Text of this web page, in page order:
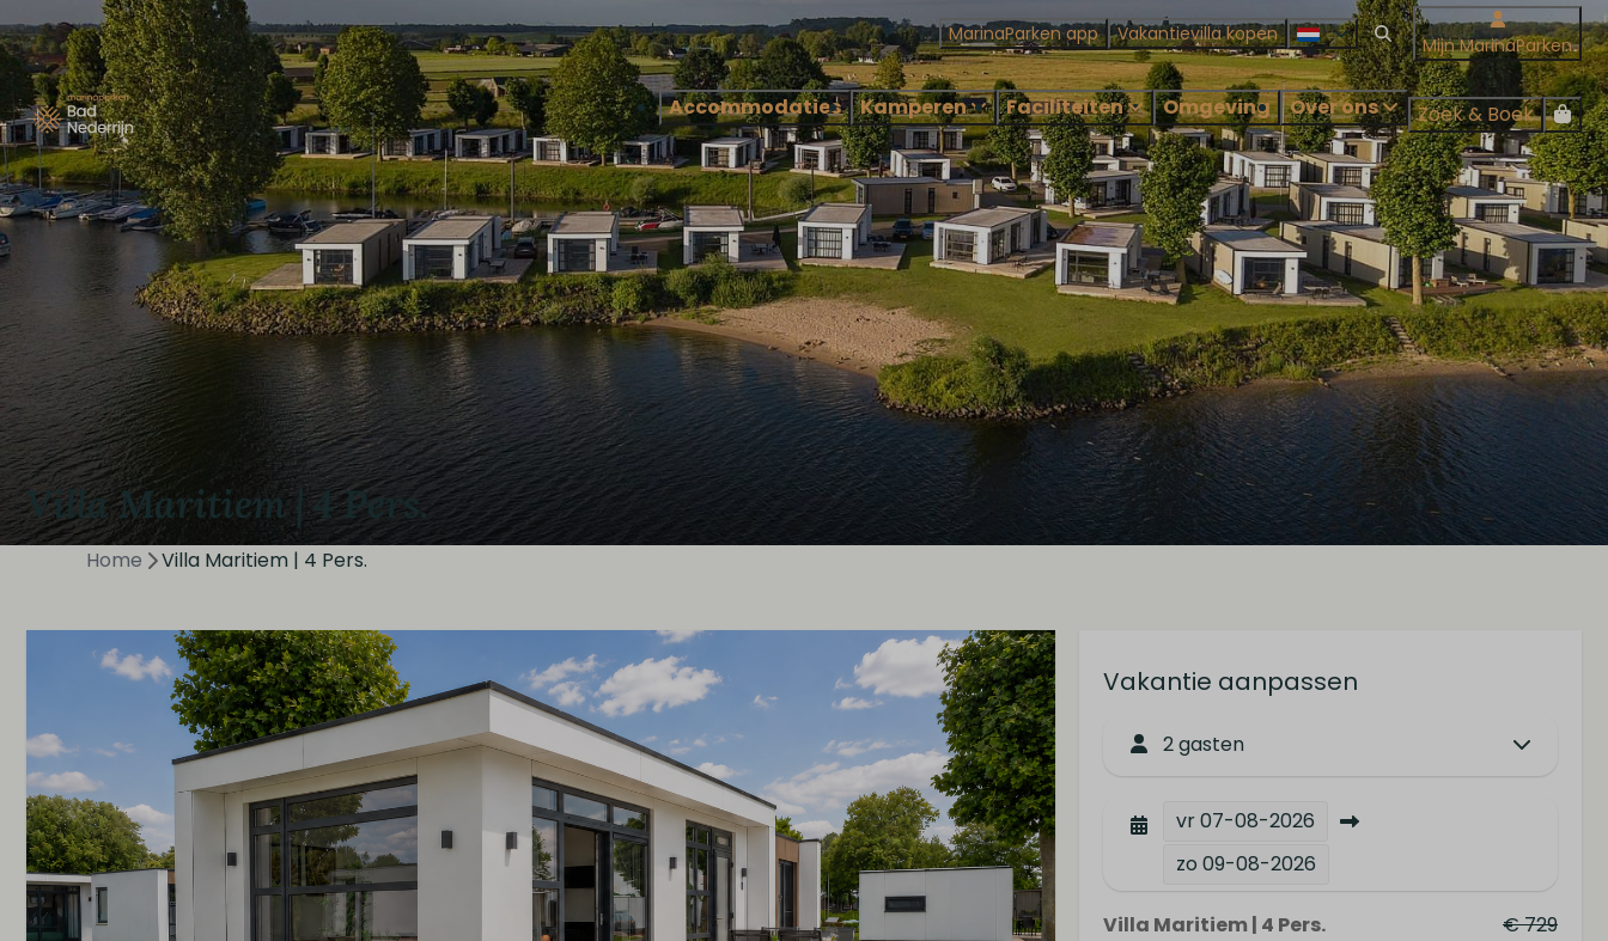
MarinaParken app Vakantievilla kopen Mijn MarinaParken
Accommodaties Kamperen Faciliteiten Omgeving Over ons Zoek & Boek
Villa Maritiem | 4 Pers.
Home Villa Maritiem | 4 Pers.
Vakantie aanpassen
2 gasten
vr07-08-2026
zo 09-08-2026
€ 729
Villa Maritiem | 4 Pers.